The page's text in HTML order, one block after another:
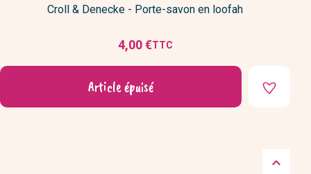
Croll & Denecke - Porte-savon en loofah
Prix
4,00 €TTC
Article épuisé
